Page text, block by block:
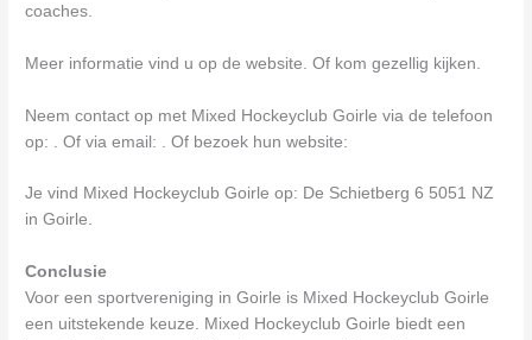
coaches.
Meer informatie vind u op de website. Of kom gezellig kijken.
Neem contact op met Mixed Hockeyclub Goirle via de telefoon
op: . Of via email:
. Of bezoek hun website:
Je vind Mixed Hockeyclub Goirle op: De Schietberg 6 5051 NZ
in Goirle.
Conclusie
Voor een sportvereniging in Goirle is Mixed Hockeyclub Goirle
een uitstekende keuze. Mixed Hockeyclub Goirle biedt een